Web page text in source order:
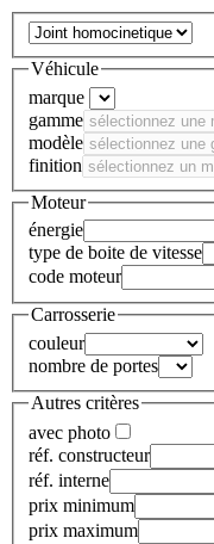
Véhicule
marque
gamme
modèle
finition
Moteur
énergie
type de boite de vitesse
code moteur
Carrosserie
couleur
nombre de portes
Autres critères
avec photo
réf. constructeur
réf. interne
prix minimum
prix maximum